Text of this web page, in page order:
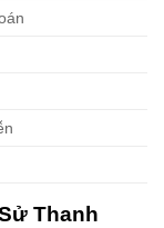
Thanh